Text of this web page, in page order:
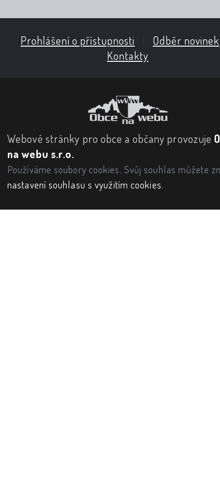
Prohlášení o přístupnosti Odběr novinek
Kontakty
Webové stránky pro obce a občany provozuje
na webu s.r.o.
Používáme soubory cookies. Svůj souhlas můžete
nastavení souhlasu s využitím cookies.